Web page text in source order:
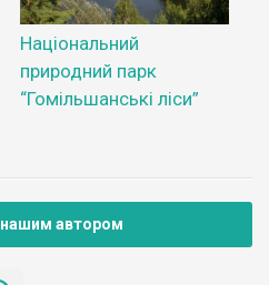
Національний
природний парк
“Гомільшанські ліси”
нашим автором